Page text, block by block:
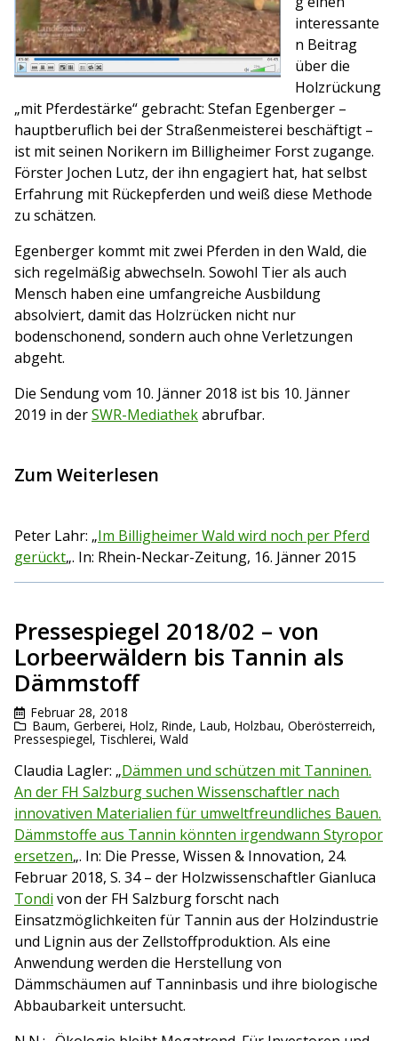
interessante
n Beitrag
über die
Holzrückung
„mit Pferdestärke“ gebracht: Stefan Egenberger –
hauptberuflich bei der Straßenmeisterei beschäftigt –
ist mit seinen Norikern im Billigheimer Forst zugange.
Förster Jochen Lutz, der ihn engagiert hat, hat selbst
Erfahrung mit Rückepferden und weiß diese Methode
zu schätzen.
Egenberger kommt mit zwei Pferden in den Wald, die
sich regelmäßig abwechseln. Sowohl Tier als auch
Mensch haben eine umfangreiche Ausbildung
absolviert, damit das Holzrücken nicht nur
bodenschonend, sondern auch ohne Verletzungen
abgeht.
Die Sendung vom 10. Jänner 2018 ist bis 10. Jänner
2019 in derSWR-Mediathekabrufbar.
Zum Weiterlesen
Peter Lahr: „Im Billigheimer Wald wird noch per Pferd
gerückt„. In: Rhein-Neckar-Zeitung, 16. Jänner 2015
Pressespiegel 2018/02 – von
Lorbeerwäldern bis Tannin als
Dämmstoff
Februar 28, 2018
Baum, Gerberei, Holz, Rinde, Laub, Holzbau, Oberösterreich,
Pressespiegel, Tischlerei, Wald
Claudia Lagler: „Dämmen und schützen mit Tanninen.
An der FH Salzburg suchen Wissenschaftler nach
innovativen Materialien für umweltfreundliches Bauen.
Dämmstoffe aus Tannin könnten irgendwann Styropor
ersetzen„. In: Die Presse, Wissen & Innovation, 24.
Februar 2018, S. 34 – der Holzwissenschaftler Gianluca
Tondi von der FH Salzburg forscht nach
Einsatzmöglichkeiten für Tannin aus der Holzindustrie
und Lignin aus der Zellstoffproduktion. Als eine
Anwendung werden die Herstellung von
Dämmschäumen auf Tanninbasis und ihre biologische
Abbaubarkeit untersucht.